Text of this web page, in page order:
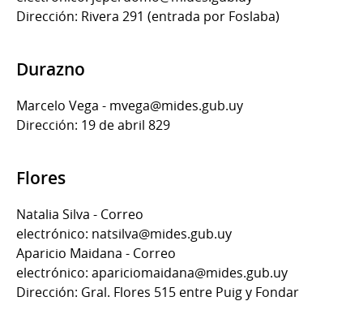
Dirección: Rivera 291 (entrada por Foslaba)
Durazno
Marcelo Vega - mvega@mides.gub.uy
Dirección: 19 de abril 829
Flores
Natalia Silva - Correo
electrónico: natsilva@mides.gub.uy
Aparicio Maidana - Correo
electrónico: apariciomaidana@mides.gub.uy
Dirección: Gral. Flores 515 entre Puig y Fondar